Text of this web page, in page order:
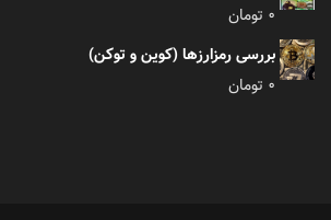
0 تومان
بررسی رمزارزها (کوین و توکن)
0 تومان